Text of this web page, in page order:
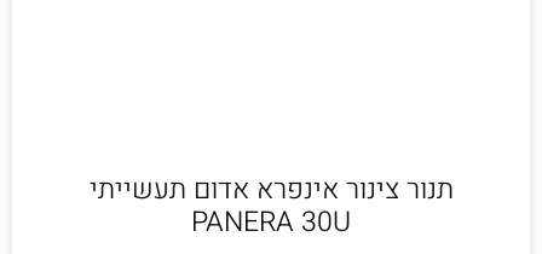
תנור צינור אינפרא אדום תעשייתי
PANERA 30U